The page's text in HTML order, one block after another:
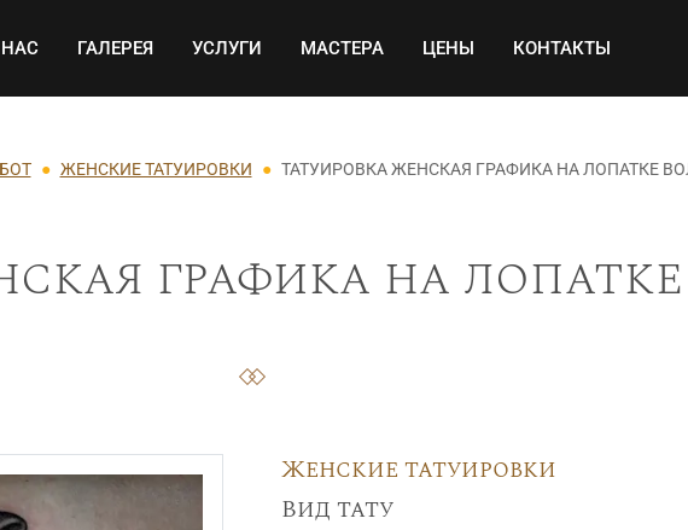
навигация
ГАЛЕРЕЯ УСЛУГИ МАСТЕРА ЦЕНЫ КОНТАКТЫ
ЖЕНСКИЕ ТАТУИРОВКИ ТАТУИРОВКА ЖЕНСКАЯ ГРАФИКА НА ЛОПАТКЕ
графика на лопатке
Женские татуировки
Вид тату